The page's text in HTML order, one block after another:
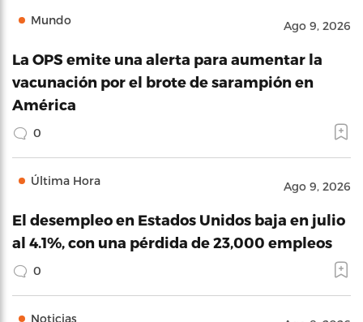
Mundo Ago 9, 2026
La OPS emite una alerta para aumentar la
vacunación por el brote de sarampión en
América
0
Última Hora Ago 9, 2026
El desempleo en Estados Unidos baja en julio
al 4.1%, con una pérdida de 23,000 empleos
0
Noticias